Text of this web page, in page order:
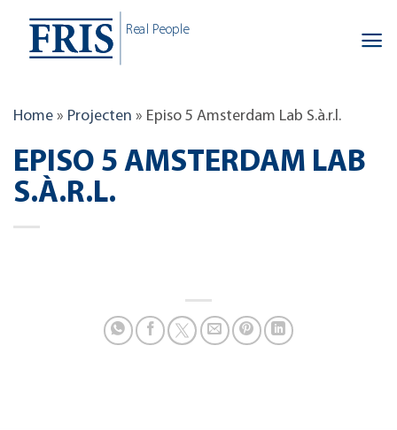
content
Real People
Home » Projecten » Episo 5 Amsterdam Lab S.à.r.l.
EPISO 5 AMSTERDAM LAB
S.À.R.L.